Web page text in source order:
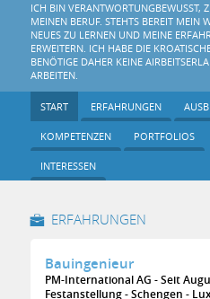
ICH BIN VERANTWORTUNGBEWUSST,
MEINEN BERUF. STEHTS BEREIT MEIN
NEUES ZU LERNEN UND MEINE
ERWEITERN. ICH HABE DIE
BENÖTIGE DAHER KEINE
ARBEITEN.
START ERFAHRUNGEN
KOMPETENZEN PORTFOLIOS
INTERESSEN
ERFAHRUNGEN
Bauingenieur
PM-International AG
Seit
Festanstellung Schengen